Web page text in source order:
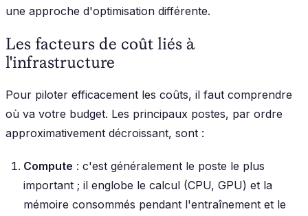
une approche d'optimisation différente.
Les facteurs de coût liés à
l'infrastructure
Pour piloter efficacement les coûts, il faut comprendre
où va votre budget. Les principaux postes, par ordre
approximativement décroissant, sont :
Compute : c'est généralement le poste le plus
important ; il englobe le calcul (CPU, GPU) et la
mémoire consommés pendant l'entraînement et le